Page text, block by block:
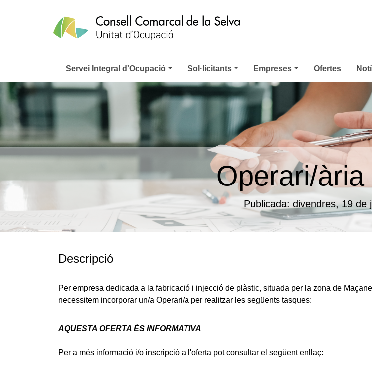
Servei Integral d'Ocupació Sol·licitants Empreses Ofertes
Operari/
Publicada: divendres, 19 de
Descripció
Per empresa dedicada a la fabricació i injecció de plàstic, situada per la zona de
necessitem incorporar un/a Operari/a per realitzar les següents tasques:
AQUESTA OFERTA ÉS INFORMATIVA
Per a més informació i/o inscripció a l'oferta pot consultar el següent enllaç: